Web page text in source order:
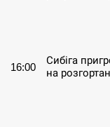
16:00
Сибіга
на